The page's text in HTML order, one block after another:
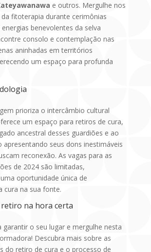
e outros. Mergulhe nos
fitoterapia durante cerimônias
benevolentes da selva
consolo e contemplação nas
aninhadas em territórios
um espaço para profunda
prioriza o intercâmbio cultural
um espaço para retiros de cura,
ancestral desses guardiões e ao
seus dons inestimáveis
reconexão. As vagas para as
de 2024 são limitadas,
oportunidade única de
cura na sua fonte.
retiro na hora certa
garantir o seu lugar e mergulhe nesta
Descubra mais sobre as
do retiro de cura e o processo de